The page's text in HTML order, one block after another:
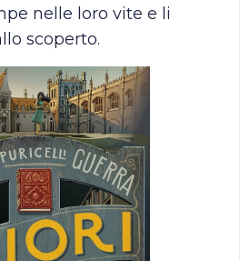
nelle loro vite e li
scoperto.